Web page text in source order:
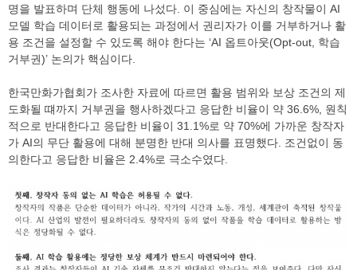
명을 발표하며 단체 행동에 나섰다. 이 중심에는 자신의 창작물이 AI
모델 학습 데이터로 활용되는 과정에서 권리자가 이를 거부하거나 활
용 조건을 설정할 수 있도록 해야 한다는 ‘AI 옵트아웃(Opt-out, 학습
거부권)’ 논의가 핵심이다.
한국만화가협회가 조사한 자료에 따르면 활용 범위와 보상 조건의 제
도화될 떄까지 거부권을 행사하겠다고 응답한 비율이 약 36.6%, 원칙
적으로 반대한다고 응답한 비율이 31.1%로 약 70%에 가까운 창작자
가 AI의 무단 활용에 대해 분명한 반대 의사를 표명했다. 조건없이 동
의한다고 응답한 비율은 2.4%로 극소수였다.